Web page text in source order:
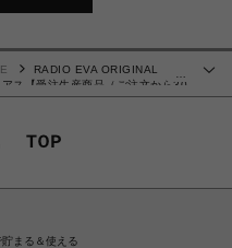
RADIO EVA ORIGINAL
ス【受注生産商品（ご注文から30
まる＆使える